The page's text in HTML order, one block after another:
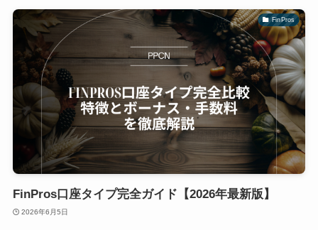
FinPros
FinPros口座タイプ完全ガイド【2026年最新版】
2026年6月5日